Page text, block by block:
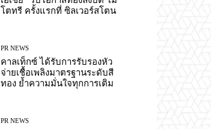
โตทรี ครั้งแรกที่ ซิลเวอร์สโตน
PR NEWS
คาลเท็กซ์ ได้รับการรับรองหัว
จ่ายเชื้อเพลิงมาตรฐานระดับสี
ทอง ย้ำความมั่นใจทุกการเติม
PR NEWS